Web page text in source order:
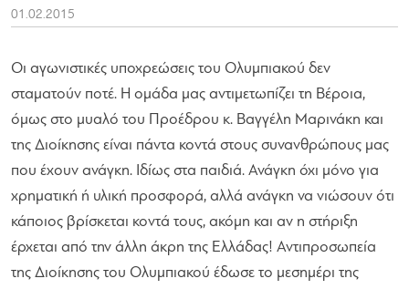
01.02.2015
Οι αγωνιστικές υποχρεώσεις του Ολυμπιακού δεν
σταματούν ποτέ. Η ομάδα μας αντιμετωπίζει τη Βέροια,
όμως στο μυαλό του Προέδρου κ. Βαγγέλη Μαρινάκη και
της Διοίκησης είναι πάντα κοντά στους συνανθρώπους μας
που έχουν ανάγκη. Ιδίως στα παιδιά. Ανάγκη όχι μόνο για
χρηματική ή υλική προσφορά, αλλά ανάγκη να νιώσουν ότι
κάποιος βρίσκεται κοντά τους, ακόμη και αν η στήριξη
έρχεται από την άλλη άκρη της Ελλάδας! Αντιπροσωπεία
της Διοίκησης του Ολυμπιακού έδωσε το μεσημέρι της